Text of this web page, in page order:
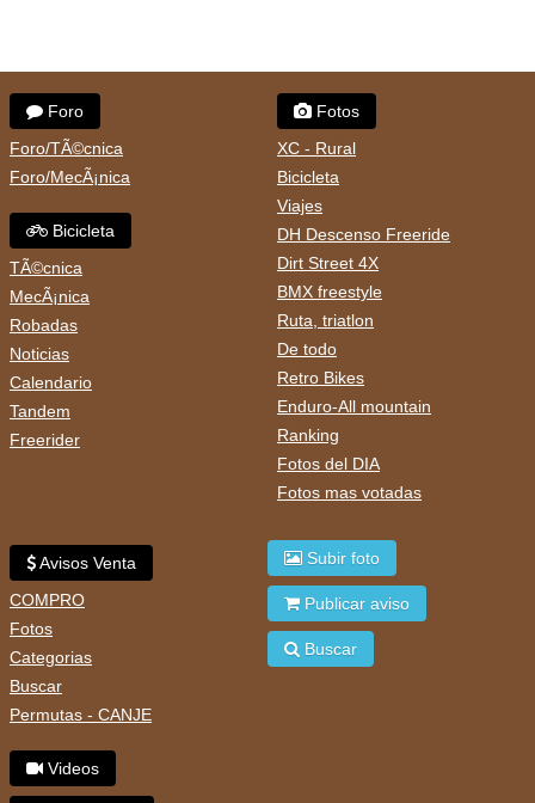
Foro
Foro/TÃ©cnica
Foro/MecÃ¡nica
Bicicleta
TÃ©cnica
MecÃ¡nica
Robadas
Noticias
Calendario
Tandem
Freerider
Fotos
XC - Rural
Bicicleta
Viajes
DH Descenso Freeride
Dirt Street 4X
BMX freestyle
Ruta, triatlon
De todo
Retro Bikes
Enduro-All mountain
Ranking
Fotos del DIA
Fotos mas votadas
Avisos Venta
COMPRO
Fotos
Categorias
Buscar
Permutas - CANJE
Videos
Subir foto
Publicar aviso
Buscar